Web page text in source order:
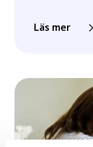
Läs mer